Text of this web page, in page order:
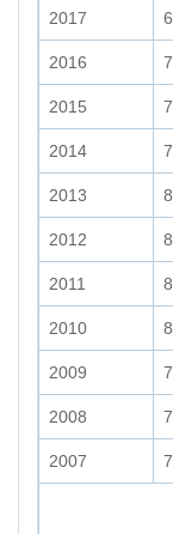
2017
2016
2015
2014
2013
2012
2011
2010
2009
2008
2007